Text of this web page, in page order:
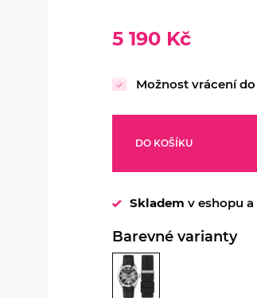
5 190 Kč
Možnost vrácení do
DO KOŠÍKU
Skladem v eshopu a
Barevné varianty